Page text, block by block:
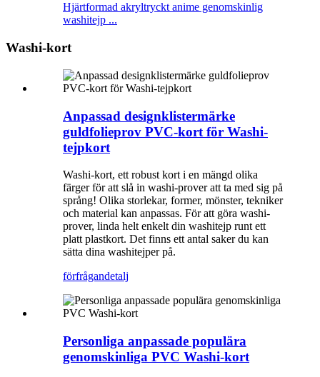
Hjärtformad akryltryckt anime genomskinlig
washitejp ...
Washi-kort
Anpassad designklistermärke
guldfolieprov PVC-kort för Washi-
tejpkort
Washi-kort, ett robust kort i en mängd olika
färger för att slå in washi-prover att ta med sig på
språng! Olika storlekar, former, mönster, tekniker
och material kan anpassas. För att göra washi-
prover, linda helt enkelt din washitejp runt ett
platt plastkort. Det finns ett antal saker du kan
sätta dina washitejper på.
förfrågandetalj
Personliga anpassade populära
genomskinliga PVC Washi-kort